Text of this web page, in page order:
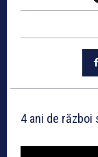
4 ani de război